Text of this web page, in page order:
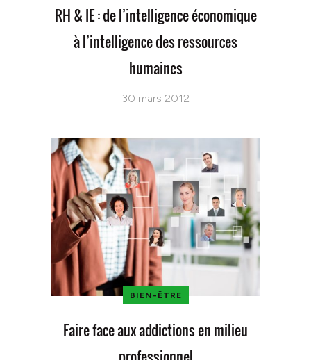
RH & IE : de l’intelligence économique
à l’intelligence des ressources
humaines
30 mars 2012
BIEN-ÊTRE
Faire face aux addictions en milieu